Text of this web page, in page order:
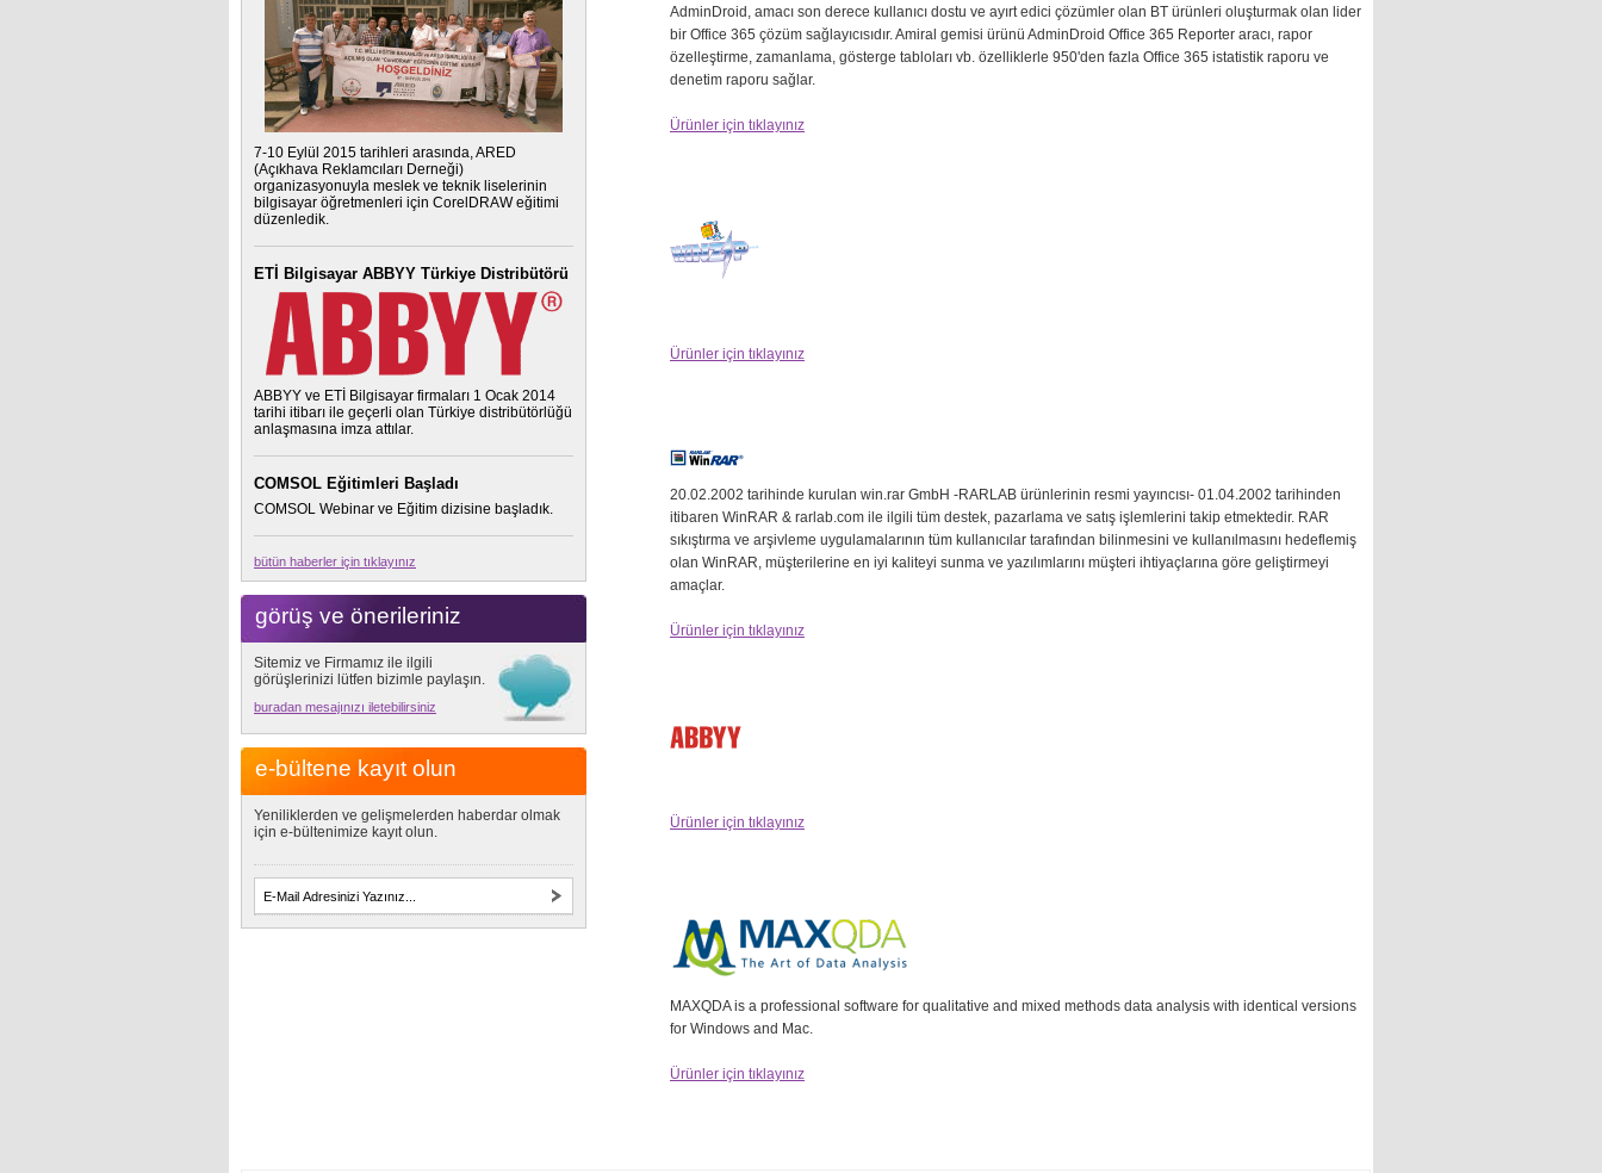
AdminDroid, amacı son derece kullanıcı dostu ve ayırt edici çözümler olan BT ürünleri oluşturmak olan lider
bir Office 365 çözüm sağlayıcısıdır. Amiral gemisi ürünü AdminDroid Office 365 Reporter aracı, rapor
özelleştirme, zamanlama, gösterge tabloları vb. özelliklerle 950'den fazla Office 365 istatistik raporu ve
denetim raporu sağlar.
Ürünler için tıklayınız
Ürünler için tıklayınız
20.02.2002 tarihinde kurulan win.rar GmbH -RARLAB ürünlerinin resmi yayıncısı- 01.04.2002 tarihinden
itibaren WinRAR & rarlab.com ile ilgili tüm destek, pazarlama ve satış işlemlerini takip etmektedir. RAR
sıkıştırma ve arşivleme uygulamalarının tüm kullanıcılar tarafından bilinmesini ve kullanılmasını hedeflemiş
olan WinRAR, müşterilerine en iyi kaliteyi sunma ve yazılımlarını müşteri ihtiyaçlarına göre geliştirmeyi
amaçlar.
Ürünler için tıklayınız
Ürünler için tıklayınız
MAXQDA is a professional software for qualitative and mixed methods data analysis with identical versions
for Windows and Mac.
Ürünler için tıklayınız
7-10 Eylül 2015 tarihleri arasında, ARED
(Açıkhava Reklamcıları Derneği)
organizasyonuyla meslek ve teknik liselerinin
bilgisayar öğretmenleri için CorelDRAW eğitimi
düzenledik.
ETİ Bilgisayar ABBYY Türkiye Distribütörü
ABBYY ve ETİ Bilgisayar firmaları 1 Ocak 2014
tarihi itibarı ile geçerli olan Türkiye distribütörlüğü
anlaşmasına imza attılar.
COMSOL Eğitimleri Başladı
COMSOL Webinar ve Eğitim dizisine başladık.
bütün haberler için tıklayınız
görüş ve önerileriniz
Sitemiz ve Firmamız ile ilgili
görüşlerinizi lütfen bizimle paylaşın.
buradan mesajınızı iletebilirsiniz
e-bültene kayıt olun
Yeniliklerden ve gelişmelerden haberdar olmak
için e-bültenimize kayıt olun.